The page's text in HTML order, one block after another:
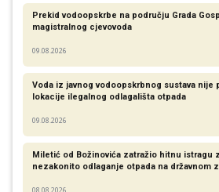
Prekid vodoopskrbe na području Grada
magistralnog cjevovoda
09.08.2026
Voda iz javnog vodoopskrbnog sustava nije
lokacije ilegalnog odlagališta otpada
09.08.2026
Miletić od Božinovića zatražio hitnu istragu
nezakonito odlaganje otpada na državnom
08.08.2026